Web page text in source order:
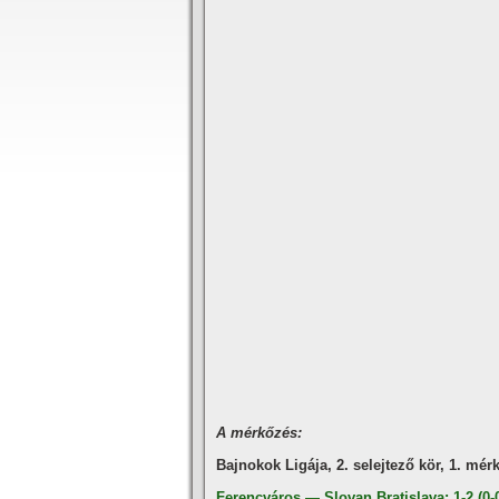
A mérkőzés:
Bajnokok Ligája, 2. selejtező kör, 1.